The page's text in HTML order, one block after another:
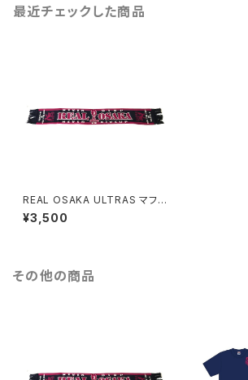
最近チェックした商品
REAL OSAKA ULTRAS マフラ
ー（紺）
¥3,500
その他の商品